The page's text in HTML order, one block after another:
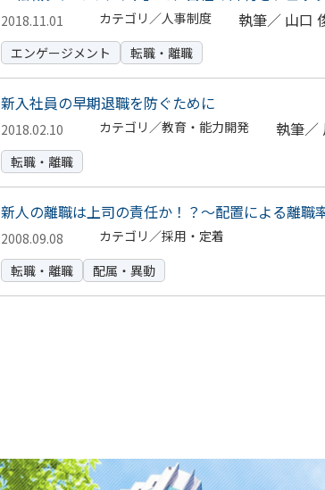
2018.11.01 カテゴリ／人事制度 執筆／ 山口
エンゲージメント 転職・離職
新入社員の早期退職を防ぐために
2018.02.10 カテゴリ／教育・能力開発 執筆／
転職・離職
新人の離職は上司の責任か！？～配置による離職
2008.09.08
カテゴリ／採用・定着
転職・離職
配属・異動